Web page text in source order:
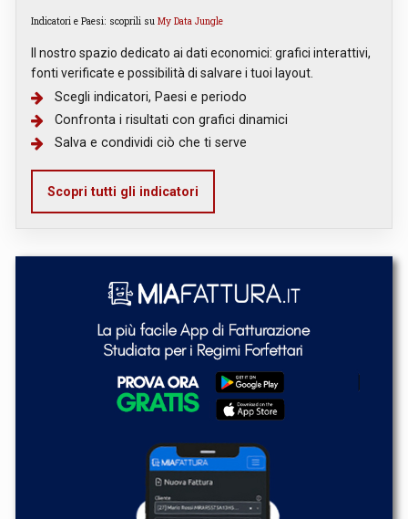
Indicatori e Paesi: scoprili su My Data Jungle
Il nostro spazio dedicato ai dati economici: grafici interattivi,
fonti verificate e possibilità di salvare i tuoi layout.
Scegli indicatori, Paesi e periodo
Confronta i risultati con grafici dinamici
Salva e condividi ciò che ti serve
Scopri tutti gli indicatori